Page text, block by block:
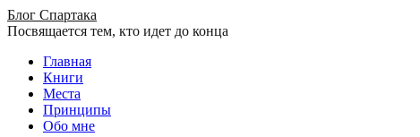
Блог Спартака
Посвящается тем, кто идет до конца
Главная
Книги
Места
Принципы
Обо мне